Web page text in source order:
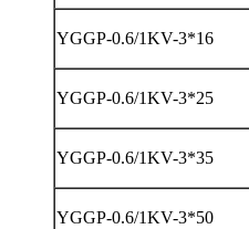
YGGP-0.6/1KV-3*16
YGGP-0.6/1KV-3*25
YGGP-0.6/1KV-3*35
YGGP-0.6/1KV-3*50